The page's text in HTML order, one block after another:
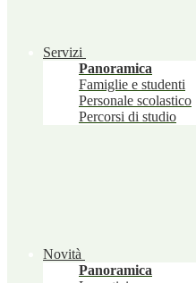
Servizi
Panoramica
Famiglie e studenti
Personale scolastico
Percorsi di studio
Novità
Panoramica